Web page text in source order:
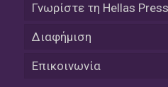
Γνωρίστε τη Hellas
Διαφήμιση
Επικοινωνία